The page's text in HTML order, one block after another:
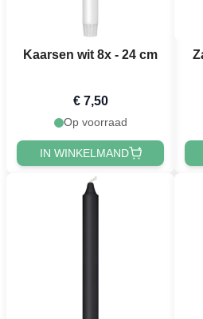
Kaarsen wit 8x - 24 cm
€ 7,50
Op voorraad
IN WINKELMAND